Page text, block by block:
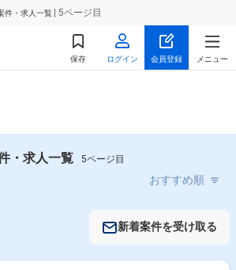
件・求人一覧 | 5ページ目
保存 ログイン 会員登録 メニュー
・求人一覧
5ページ目
新着案件を受け取る